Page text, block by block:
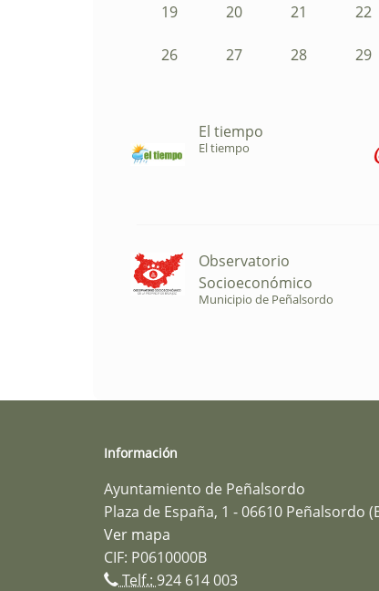
19 20 21 22
26 27 28 29
El tiempo
El tiempo
Observatorio
Socioeconómico
Municipio de Peñalsordo
Información
Ayuntamiento de Peñalsordo
Plaza de España, 1 - 06610 Peñalsordo
Ver mapa
CIF: P0610000B
Telf.: 924 614 003